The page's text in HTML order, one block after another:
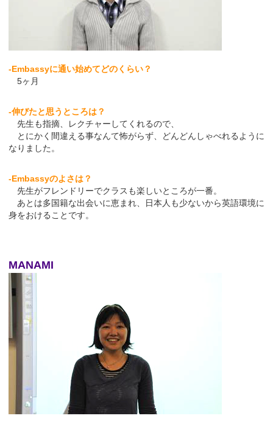
-Embassyに通い始めてどのくらい？
5ヶ月
-伸びたと思うところは？
先生も指摘、レクチャーしてくれるので、
とにかく間違える事なんて怖がらず、どんどんしゃべれるように
なりました。
-Embassyのよさは？
先生がフレンドリーでクラスも楽しいところが一番。
あとは多国籍な出会いに恵まれ、日本人も少ないから英語環境に
身をおけることです。
MANAMI